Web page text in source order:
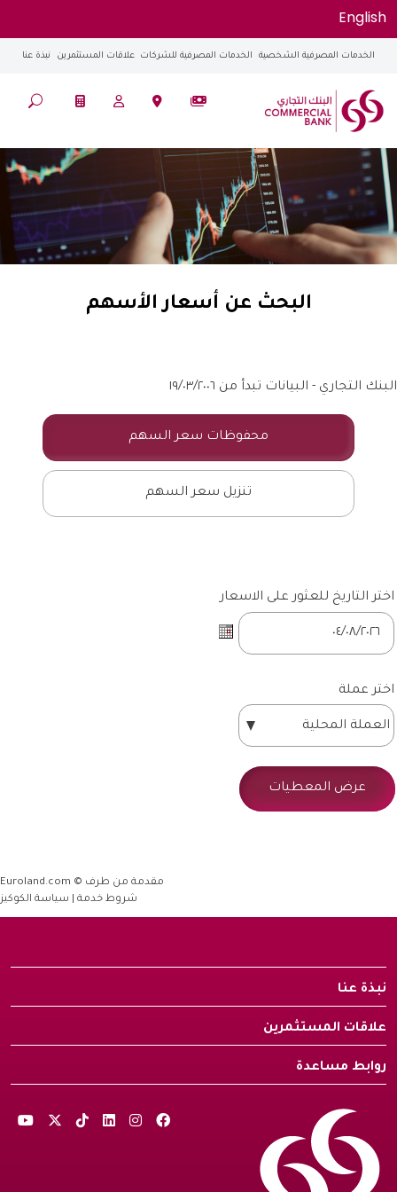
English
الخدمات المصرفية الشخصية الخدمات المصرفية للشركات علاقات المستثمرين نبذة عنا
البحث عن أسعار الأسهم
نبذة عنا
علاقات المستثمرين
روابط مساعدة